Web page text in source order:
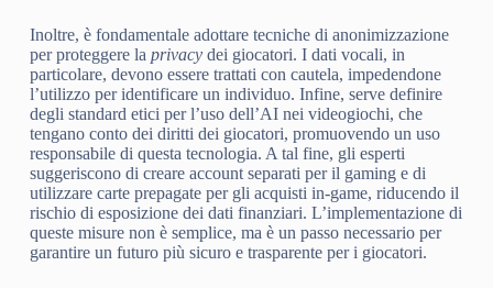
Inoltre, è fondamentale adottare tecniche di anonimizzazione
per proteggere la privacydei giocatori. I dati vocali, in
particolare, devono essere trattati con cautela, impedendone
l’utilizzo per identificare un individuo. Infine, serve definire
degli standard etici per l’uso dell’AI nei videogiochi, che
tengano conto dei diritti dei giocatori, promuovendo un uso
responsabile di questa tecnologia. A tal fine, gli esperti
suggeriscono di creare account separati per il gaming e di
utilizzare carte prepagate per gli acquisti in-game, riducendo il
rischio di esposizione dei dati finanziari. L’implementazione di
queste misure non è semplice, ma è un passo necessario per
garantire un futuro più sicuro e trasparente per i giocatori.